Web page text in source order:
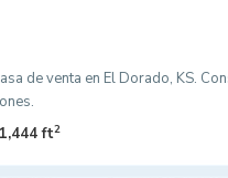
de venta en El Dorado, KS.
1,444 ft2